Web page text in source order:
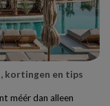
kortingen en tips
méér dan alleen